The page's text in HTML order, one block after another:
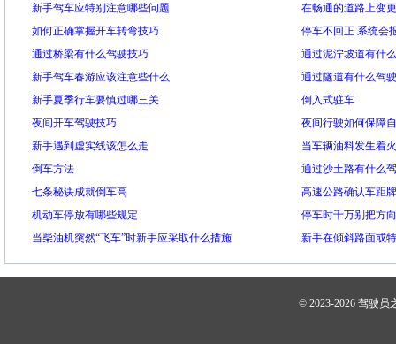
新手驾车应特别注意哪些问题
在畅通的道路上变
如何正确掌握开车转弯技巧
停车不回正 系统会
通过桥梁有什么驾驶技巧
通过泥泞坡道有什
新手驾车春游应该注意些什么
通过隧道有什么驾
新手夏季行车要慎过哪三关
倒入式驻车
夜间开车驾驶技巧
夜间行驶如何保障
新手遇到虚实线该怎么走
当车辆油料发生着
倒车方法
通过沙土路有什么
七条秘诀成就倒车高
高速公路确认车距
机动车停放有哪些规定
停车时千万别把方
当柴油机突然“飞车”时新手应采取什么措施
新手在倾斜路面或
© 2023-2026 驾驶员